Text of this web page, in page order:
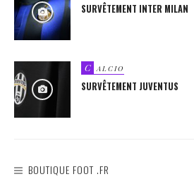
SURVÊTEMENT INTER MILAN
C ALCIO
SURVÊTEMENT JUVENTUS
BOUTIQUE FOOT .FR